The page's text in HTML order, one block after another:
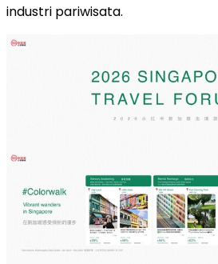
industri pariwisata.